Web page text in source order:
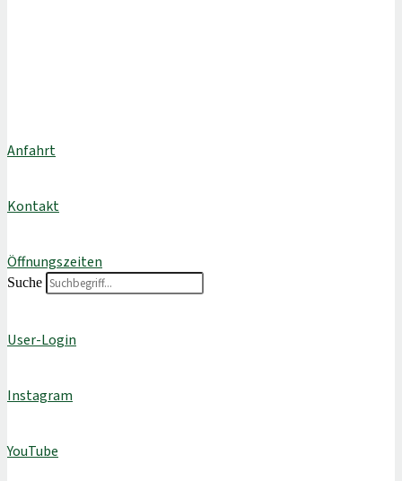
Anfahrt
Kontakt
Öffnungszeiten
Suche
User-Login
Instagram
YouTube